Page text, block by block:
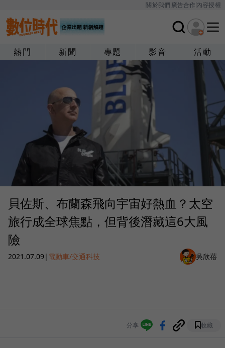
關於我們廣告合作內容授權
熱門 新聞 專題 影音 活動
貝佐斯、布蘭森飛向宇宙好熱血？太空
旅行成全球焦點，但背後潛藏這6大風
險
2021.07.09| 電動車/交通科技 吳欣蓓
分享 收藏